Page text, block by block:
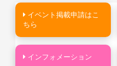
イベント掲載申請はこ
ちら
インフォメーション